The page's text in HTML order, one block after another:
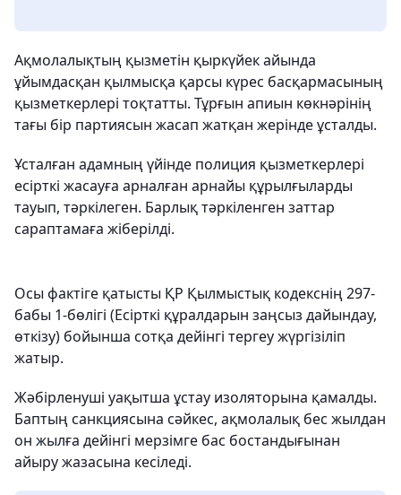
Ақмолалықтың қызметін қыркүйек айында
ұйымдасқан қылмысқа қарсы күрес басқармасының
қызметкерлері тоқтатты. Тұрғын апиын көкнәрінің
тағы бір партиясын жасап жатқан жерінде ұсталды.
Ұсталған адамның үйінде полиция қызметкерлері
есірткі жасауға арналған арнайы құрылғыларды
тауып, тәркілеген. Барлық тәркіленген заттар
сараптамаға жіберілді.
Осы фактіге қатысты ҚР Қылмыстық кодекснің 297-
бабы 1-бөлігі (Есірткі құралдарын заңсыз дайындау,
өткізу) бойынша сотқа дейінгі тергеу жүргізіліп
жатыр.
Жәбірленуші уақытша ұстау изоляторына қамалды.
Баптың санкциясына сәйкес, ақмолалық бес жылдан
он жылға дейінгі мерзімге бас бостандығынан
айыру жазасына кесіледі.